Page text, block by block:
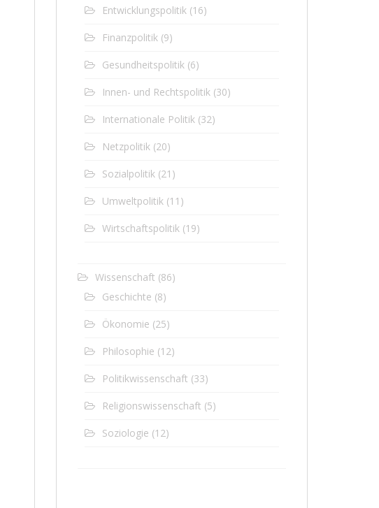
Entwicklungspolitik (16)
Finanzpolitik (9)
Gesundheitspolitik (6)
Innen- und Rechtspolitik (30)
Internationale Politik (32)
Netzpolitik (20)
Sozialpolitik (21)
Umweltpolitik (11)
Wirtschaftspolitik (19)
Wissenschaft (86)
Geschichte (8)
Ökonomie (25)
Philosophie (12)
Politikwissenschaft (33)
Religionswissenschaft (5)
Soziologie (12)